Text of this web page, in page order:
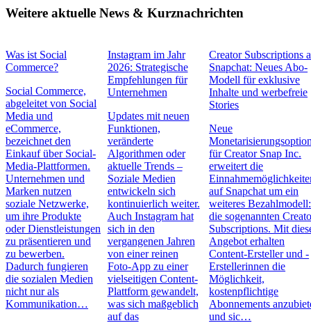
Weitere aktuelle News & Kurznachrichten
Was ist Social
Commerce?
Social Commerce,
abgeleitet von Social
Media und
eCommerce,
bezeichnet den
Einkauf über Social-
Media-Plattformen.
Unternehmen und
Marken nutzen
soziale Netzwerke,
um ihre Produkte
oder Dienstleistungen
zu präsentieren und
zu bewerben.
Dadurch fungieren
die sozialen Medien
nicht nur als
Kommunikation…
Instagram im Jahr
2026: Strategische
Empfehlungen für
Unternehmen
Updates mit neuen
Funktionen,
veränderte
Algorithmen oder
aktuelle Trends –
Soziale Medien
entwickeln sich
kontinuierlich weiter.
Auch Instagram hat
sich in den
vergangenen Jahren
von einer reinen
Foto-App zu einer
vielseitigen Content-
Plattform gewandelt,
was sich maßgeblich
auf das
Creator Subscriptions
Snapchat: Neues Abo-
Modell für exklusive
Inhalte und werbefreie
Stories
Neue
für Creator Snap Inc.
erweitert die
auf Snapchat um ein
weiteres Bezahlmodell:
die sogenannten
Subscriptions. Mit
Angebot erhalten
Content-Ersteller und -
Erstellerinnen die
Möglichkeit,
kostenpflichtige
Abonnements
und sic…